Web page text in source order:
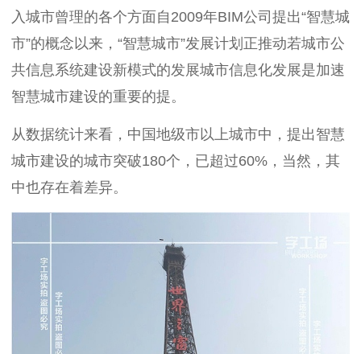
入城市曾理的各个方面自2009年BIM公司提出“智慧城
市”的概念以来，“智慧城市”发展计划正推动若城市公
共信息系统建设新模式的发展城市信息化发展是加速
智慧城市建设的重要的提。
从数据统计来看，中国地级市以上城市中，提出智慧
城市建设的城市突破180个，已超过60%，当然，其
中也存在着差异。